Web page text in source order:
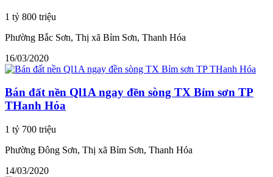
1 tỷ 800 triệu
Phường Bắc Sơn, Thị xã Bỉm Sơn, Thanh Hóa
16/03/2020
Bán đất nền Ql1A ngay đền sòng TX Bỉm sơn TP
THanh Hóa
1 tỷ 700 triệu
Phường Đông Sơn, Thị xã Bỉm Sơn, Thanh Hóa
14/03/2020